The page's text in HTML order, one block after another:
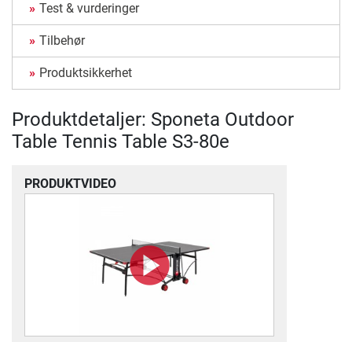
Test & vurderinger
Tilbehør
Produktsikkerhet
Produktdetaljer: Sponeta Outdoor
Table Tennis Table S3-80e
PRODUKTVIDEO